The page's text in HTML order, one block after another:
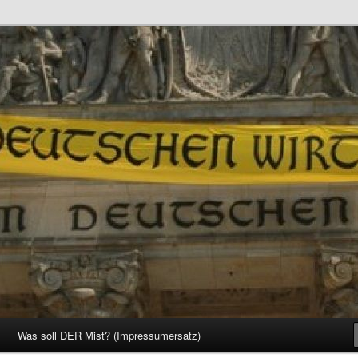
Was soll DER Mist? (Impressumersatz)